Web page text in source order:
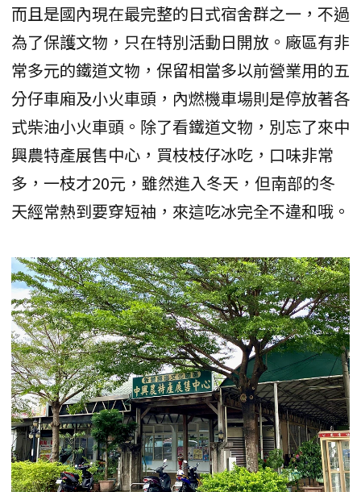
而且是國內現在最完整的日式宿舍群之一，不過
為了保護文物，只在特別活動日開放。廠區有非
常多元的鐵道文物，保留相當多以前營業用的五
分仔車廂及小火車頭，內燃機車場則是停放著各
式柴油小火車頭。除了看鐵道文物，別忘了來中
興農特產展售中心，買枝枝仔冰吃，口味非常
多，一枝才20元，雖然進入冬天，但南部的冬
天經常熱到要穿短袖，來這吃冰完全不違和哦。